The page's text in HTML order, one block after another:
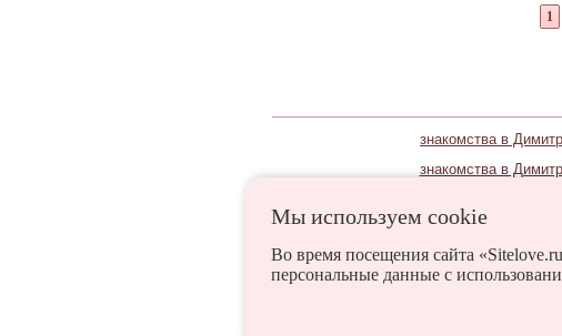
1
знакомства в
знакомства в
Базарный Сызган
Глотовка Игнатовка
Мы используем сookie
Во время посещения сайта
персональные данные с